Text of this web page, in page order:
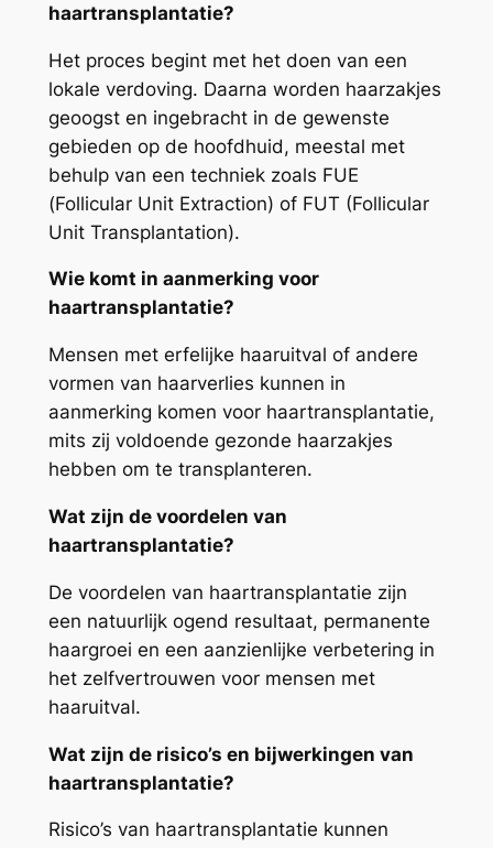
haartransplantatie?
Het proces begint met het doen van een
lokale verdoving. Daarna worden haarzakjes
geoogst en ingebracht in de gewenste
gebieden op de hoofdhuid, meestal met
behulp van een techniek zoals FUE
(Follicular Unit Extraction) of FUT (Follicular
Unit Transplantation).
Wie komt in aanmerking voor
haartransplantatie?
Mensen met erfelijke haaruitval of andere
vormen van haarverlies kunnen in
aanmerking komen voor haartransplantatie,
mits zij voldoende gezonde haarzakjes
hebben om te transplanteren.
Wat zijn de voordelen van
haartransplantatie?
De voordelen van haartransplantatie zijn
een natuurlijk ogend resultaat, permanente
haargroei en een aanzienlijke verbetering in
het zelfvertrouwen voor mensen met
haaruitval.
Wat zijn de risico’s en bijwerkingen van
haartransplantatie?
Risico’s van haartransplantatie kunnen